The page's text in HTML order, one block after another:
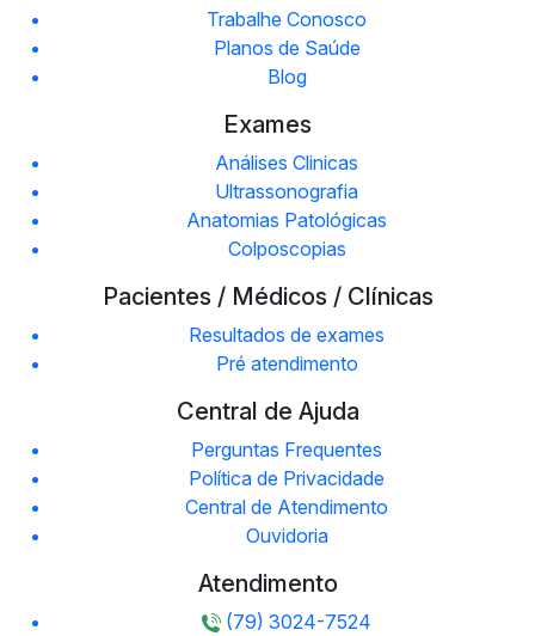
Trabalhe Conosco
Planos de Saúde
Blog
Exames
Análises Clinicas
Ultrassonografia
Anatomias Patológicas
Colposcopias
Pacientes / Médicos / Clínicas
Resultados de exames
Pré atendimento
Central de Ajuda
Perguntas Frequentes
Política de Privacidade
Central de Atendimento
Ouvidoria
Atendimento
(79) 3024-7524